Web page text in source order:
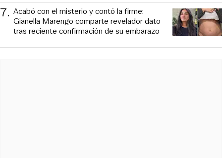
7. Acabó con el misterio y contó la firme:
Gianella Marengo comparte revelador dato
tras reciente confirmación de su embarazo